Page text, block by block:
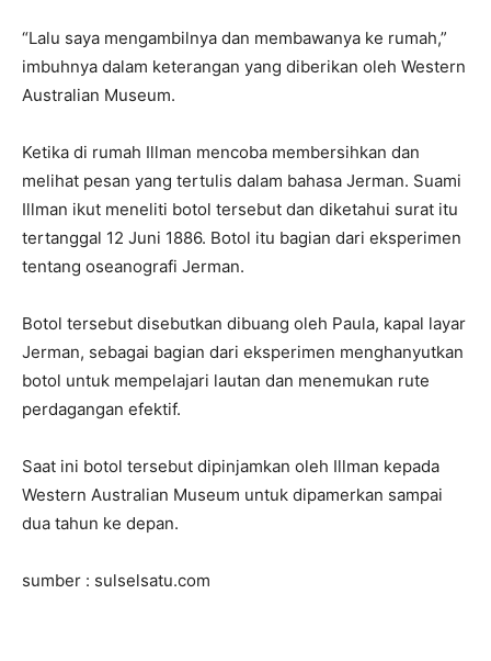
“Lalu saya mengambilnya dan membawanya ke rumah,”
imbuhnya dalam keterangan yang diberikan oleh Western
Australian Museum.
Ketika di rumah Illman mencoba membersihkan dan
melihat pesan yang tertulis dalam bahasa Jerman. Suami
Illman ikut meneliti botol tersebut dan diketahui surat itu
tertanggal 12 Juni 1886. Botol itu bagian dari eksperimen
tentang oseanografi Jerman.
Botol tersebut disebutkan dibuang oleh Paula, kapal layar
Jerman, sebagai bagian dari eksperimen menghanyutkan
botol untuk mempelajari lautan dan menemukan rute
perdagangan efektif.
Saat ini botol tersebut dipinjamkan oleh Illman kepada
Western Australian Museum untuk dipamerkan sampai
dua tahun ke depan.
sumber : sulselsatu.com